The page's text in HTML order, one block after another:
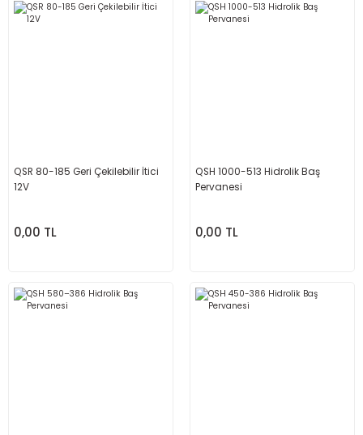
QSR 80-185 Geri Çekilebilir İtici
12V
0,00 TL
QSH 1000-513 Hidrolik Baş
Pervanesi
0,00 TL